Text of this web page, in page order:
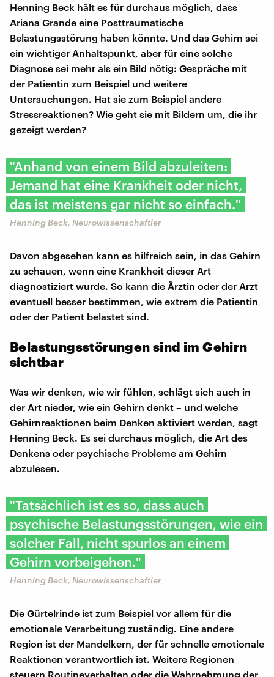
Henning Beck hält es für durchaus möglich, dass
Ariana Grande eine Posttraumatische
Belastungsstörung haben könnte. Und das Gehirn sei
ein wichtiger Anhaltspunkt, aber für eine solche
Diagnose sei mehr als ein Bild nötig: Gespräche mit
der Patientin zum Beispiel und weitere
Untersuchungen. Hat sie zum Beispiel andere
Stressreaktionen? Wie geht sie mit Bildern um, die ihr
gezeigt werden?
"Anhand von einem Bild abzuleiten:
Jemand hat eine Krankheit oder nicht,
das ist meistens gar nicht so einfach."
Henning Beck, Neurowissenschaftler
Davon abgesehen kann es hilfreich sein, in das Gehirn
zu schauen, wenn eine Krankheit dieser Art
diagnostiziert wurde. So kann die Ärztin oder der Arzt
eventuell besser bestimmen, wie extrem die Patientin
oder der Patient belastet sind.
Belastungsstörungen sind im Gehirn
sichtbar
Was wir denken, wie wir fühlen, schlägt sich auch in
der Art nieder, wie ein Gehirn denkt – und welche
Gehirnreaktionen beim Denken aktiviert werden, sagt
Henning Beck. Es sei durchaus möglich, die Art des
Denkens oder psychische Probleme am Gehirn
abzulesen.
"Tatsächlich ist es so, dass auch
psychische Belastungsstörungen, wie ein
solcher Fall, nicht spurlos an einem
Gehirn vorbeigehen."
Henning Beck, Neurowissenschaftler
Die Gürtelrinde ist zum Beispiel vor allem für die
emotionale Verarbeitung zuständig. Eine andere
Region ist der Mandelkern, der für schnelle emotionale
Reaktionen verantwortlich ist. Weitere Regionen
steuern Routineverhalten oder die Wahrnehmung der